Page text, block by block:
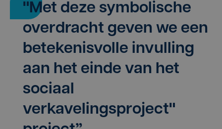
"Met deze symbolische
overdracht geven we een
betekenisvolle invulling
aan het einde van het
sociaal
verkavelingsproject"